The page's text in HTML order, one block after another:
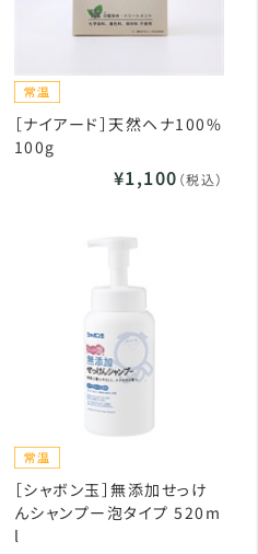
［ナイアード］天然ヘナ100%
100g
¥1,100 （税込）
［シャボン玉］無添加せっけ
んシャンプー泡タイプ 520m
l